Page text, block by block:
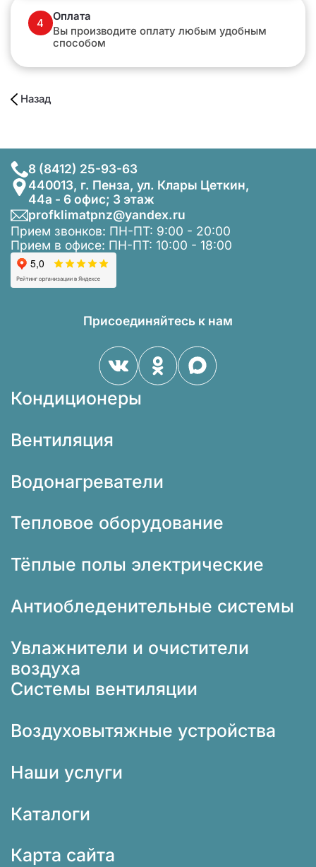
4
Оплата
Вы производите оплату любым удобным
способом
Назад
8 (8412) 25-93-63
440013, г. Пенза, ул. Клары Цеткин,
44а - 6 офис; 3 этаж
profklimatpnz@yandex.ru
Прием звонков: ПН-ПТ: 9:00 - 20:00
Прием в офисе: ПН-ПТ: 10:00 - 18:00
Присоединяйтесь к нам
Кондиционеры
Вентиляция
Водонагреватели
Тепловое оборудование
Тёплые полы электрические
Антиобледенительные системы
Увлажнители и очистители
воздуха
Системы вентиляции
Воздуховытяжные устройства
Наши услуги
Каталоги
Карта сайта